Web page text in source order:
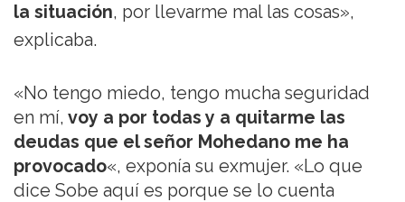
la situación, por llevarme mal las cosas»,
explicaba.
«No tengo miedo, tengo mucha seguridad
en mí, voy a por todas y a quitarme las
deudas que el señor Mohedano me ha
provocado«, exponía su exmujer. «Lo que
dice Sobe aquí es porque se lo cuenta